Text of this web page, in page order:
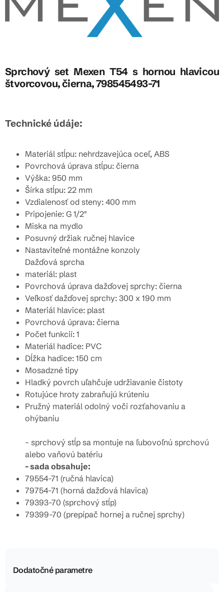
Sprchový set Mexen T54 s hornou hlavicou
štvorcovou, čierna, 798545493-71
Technické údáje:
Materiál stĺpu: nehrdzavejúca oceľ, ABS
Povrchová úprava stĺpu: čierna
Výška: 950 mm
Šírka stĺpu: 22 mm
Vzdialenosť od steny: 400 mm
Pripojenie: G 1/2"
Miska na mydlo
Posuvný držiak ručnej hlavice
Nastaviteľné montážne konzoly
Dažďová sprcha
materiál: plast
Povrchová úprava dažďovej sprchy: čierna
Veľkosť dažďovej sprchy: 300 x 190 mm
Materiál hlavice: plast
Povrchová úprava: čierna
Počet funkcií: 1
Materiál hadice: PVC
Dĺžka hadice: 150 cm
Mosadzné tipy
Hladký povrch uľahčuje udržiavanie čistoty
Rotujúce hroty zabraňujú krúteniu
Pružný materiál odolný voči rozťahovaniu a
ohýbaniu
- sprchový stĺp sa montuje na ľubovoľnú sprchovú
alebo vaňovú batériu
- sada obsahuje:
79554-71 (ručná hlavica)
79754-71 (horná dažďová hlavica)
79393-70 (sprchový stĺp)
79399-70 (prepípač hornej a ručnej sprchy)
Dodatočné parametre